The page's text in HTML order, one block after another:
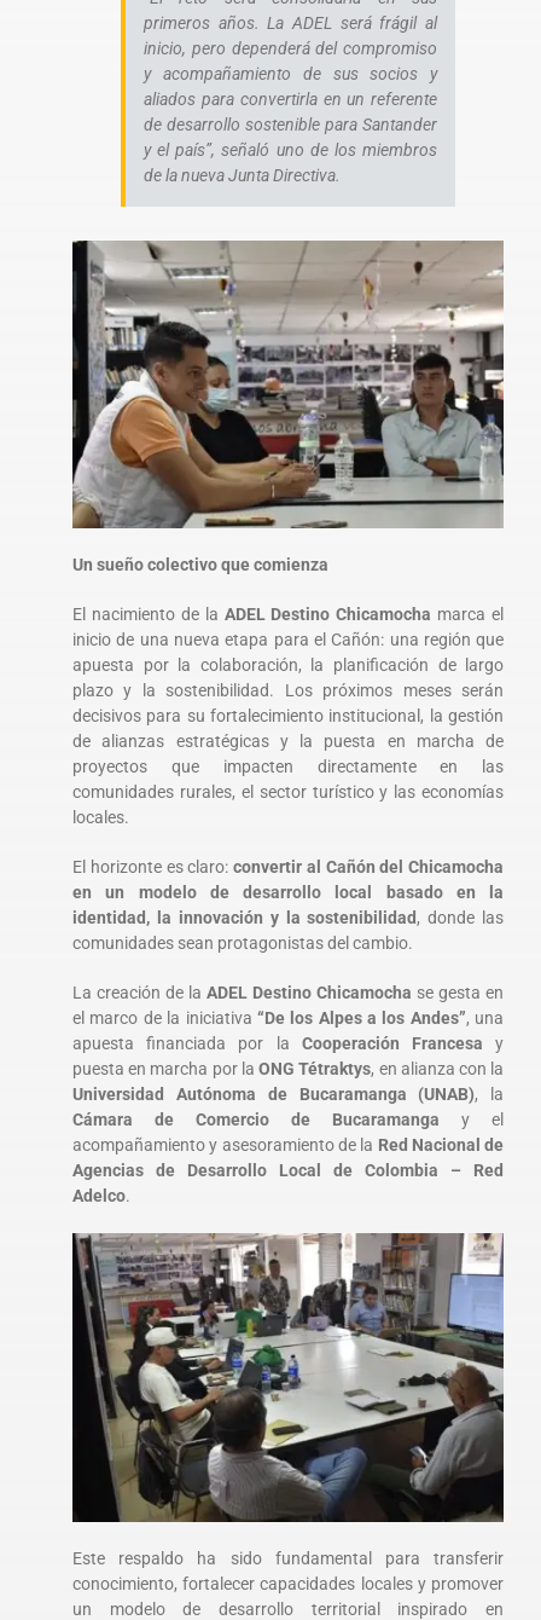
primeros años. La ADEL será frágil al
inicio, pero dependerá del compromiso
y acompañamiento de sus socios y
aliados para convertirla en un referente
de desarrollo sostenible para Santander
y el país”, señaló uno de los miembros
de la nueva Junta Directiva.
Un sueño colectivo que comienza
El nacimiento de la ADEL Destino Chicamocha marca el
inicio de una nueva etapa para el Cañón: una región que
apuesta por la colaboración, la planificación de largo
plazo y la sostenibilidad. Los próximos meses serán
decisivos para su fortalecimiento institucional, la gestión
de alianzas estratégicas y la puesta en marcha de
proyectos que impacten directamente en las
comunidades rurales, el sector turístico y las economías
locales.
El horizonte es claro:convertir al Cañón del Chicamocha
en un modelo de desarrollo local basado en la
identidad, la innovación y la sostenibilidad , donde las
comunidades sean protagonistas del cambio.
La creación de laADEL Destino Chicamocha se gesta en
el marco de la iniciativa “De los Alpes a los Andes”, una
apuesta financiada por la Cooperación Francesa y
puesta en marcha por laONG Tétraktys, en alianza con la
Universidad Autónoma de Bucaramanga (UNAB), la
Cámara de Comercio de Bucaramangay el
acompañamiento y asesoramiento de la Red Nacional de
Agencias de Desarrollo Local de Colombia – Red
Adelco.
Este respaldo ha sido fundamental para transferir
conocimiento, fortalecer capacidades locales y promover
un modelo de desarrollo territorial inspirado en